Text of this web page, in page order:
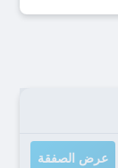
عرض الصفقة